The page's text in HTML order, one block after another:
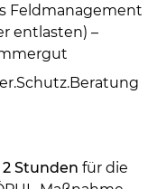
Feldmanagement
entlasten) –
2 Stunden für die